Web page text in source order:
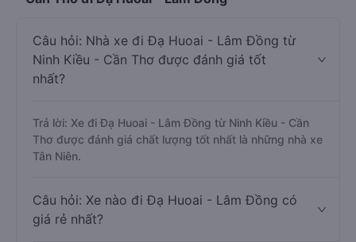
Câu hỏi: Nhà xe đi Đạ Huoai - Lâm Đồng từ
Ninh Kiều - Cần Thơ được đánh giá tốt
nhất?
Trả lời: Xe đi Đạ Huoai - Lâm Đồng từ Ninh Kiều - Cần
Thơ được đánh giá chất lượng tốt nhất là những nhà xe
Tân Niên.
Câu hỏi: Xe nào đi Đạ Huoai - Lâm Đồng có
giá rẻ nhất?